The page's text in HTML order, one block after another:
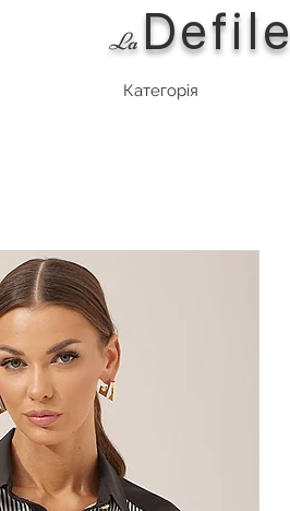
La Defile
Категорія